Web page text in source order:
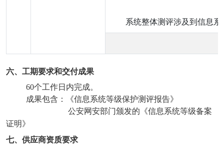
系统整体测评涉及到信息
六、工期要求和交付成果
60个工作日内完成。
成果包含：
《信息系统等级保护测评报告》
公安网安部门颁发的《信息系统等级备案
证明》
七、供应商资质要求